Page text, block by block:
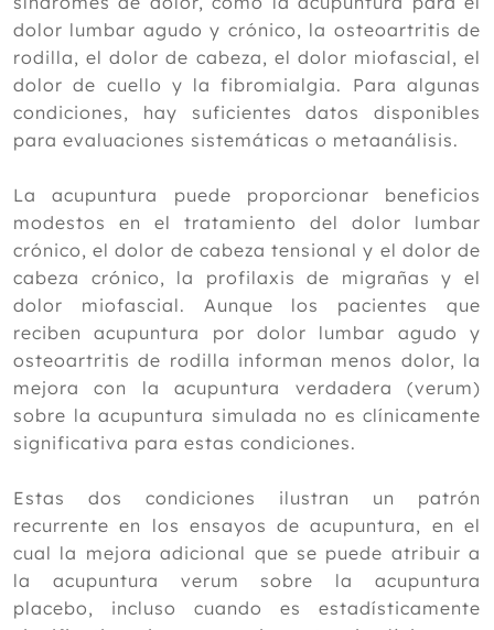
Septiembre
Agosto
Julio
Junio
Mayo
Abril
Febrero
Enero
2024
2023
2022
2021
2020
2018
2017
2016
dolor lumbar agudo y crónico, la osteoartritis de
rodilla, el dolor de cabeza, el dolor miofascial, el
dolor de cuello y la fibromialgia. Para algunas
condiciones, hay suficientes datos disponibles
para evaluaciones sistemáticas o metaanálisis.
La acupuntura puede proporcionar beneficios
modestos en el tratamiento del dolor lumbar
crónico, el dolor de cabeza tensional y el dolor de
cabeza crónico, la profilaxis de migrañas y el
dolor miofascial. Aunque los pacientes que
reciben acupuntura por dolor lumbar agudo y
osteoartritis de rodilla informan menos dolor, la
mejora con la acupuntura verdadera (verum)
sobre la acupuntura simulada no es clínicamente
significativa para estas condiciones.
Estas dos condiciones ilustran un patrón
recurrente en los ensayos de acupuntura, en el
cual la mejora adicional que se puede atribuir a
la acupuntura verum sobre la acupuntura
placebo, incluso cuando es estadísticamente